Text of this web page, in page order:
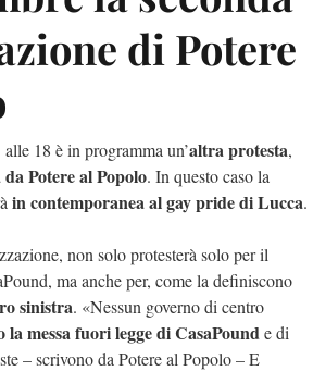
di Potere
alle 18 è in programma un’altra protesta,
Potere al Popolo. In questo caso la
in contemporanea al gay pride di Lucca.
non solo protesterà solo per il
ma anche per, come la definiscono
sinistra. «Nessun governo di centro
la messa fuori legge di CasaPounde di
– scrivono da Potere al Popolo – E